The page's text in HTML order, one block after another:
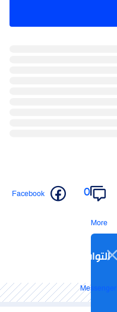
0
Facebook
More
التواصل الاجتماعي
Messenger